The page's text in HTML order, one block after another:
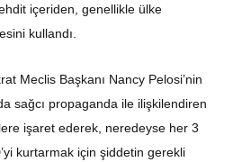
içeriden, genellikle ülke
kullandı.
Meclis Başkanı Nancy Pelosi’nin
sağcı propaganda ile ilişkilendiren
işaret ederek, neredeyse her 3
kurtarmak için şiddetin gerekli